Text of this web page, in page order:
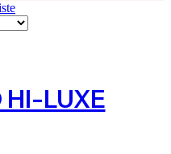
HI-LUXE